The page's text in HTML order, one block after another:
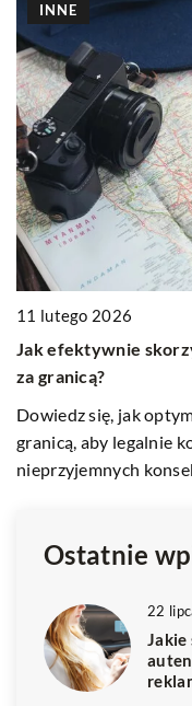
INNE
11 listopada 2024
Edukacyjne gry
dziecka
Odkryj, jak
rozwój intelektualny i
płynące z
Ostatnie
22
Jakie